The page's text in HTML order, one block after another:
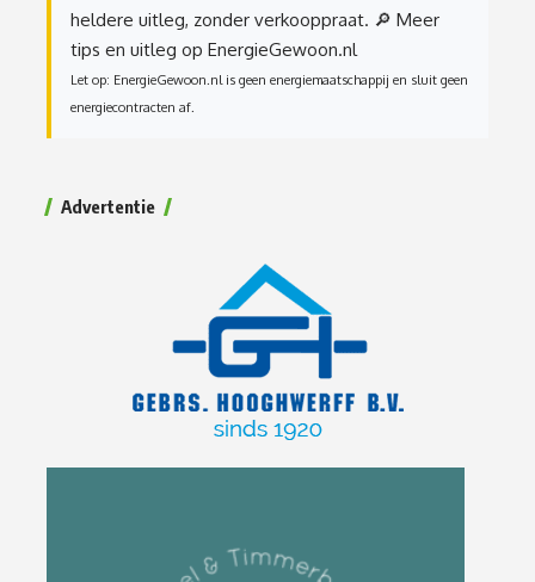
heldere uitleg, zonder verkooppraat. 🔎 Meer
tips en uitleg op EnergieGewoon.nl
Let op: EnergieGewoon.nl is geen energiemaatschappij en sluit geen
energiecontracten af.
Advertentie